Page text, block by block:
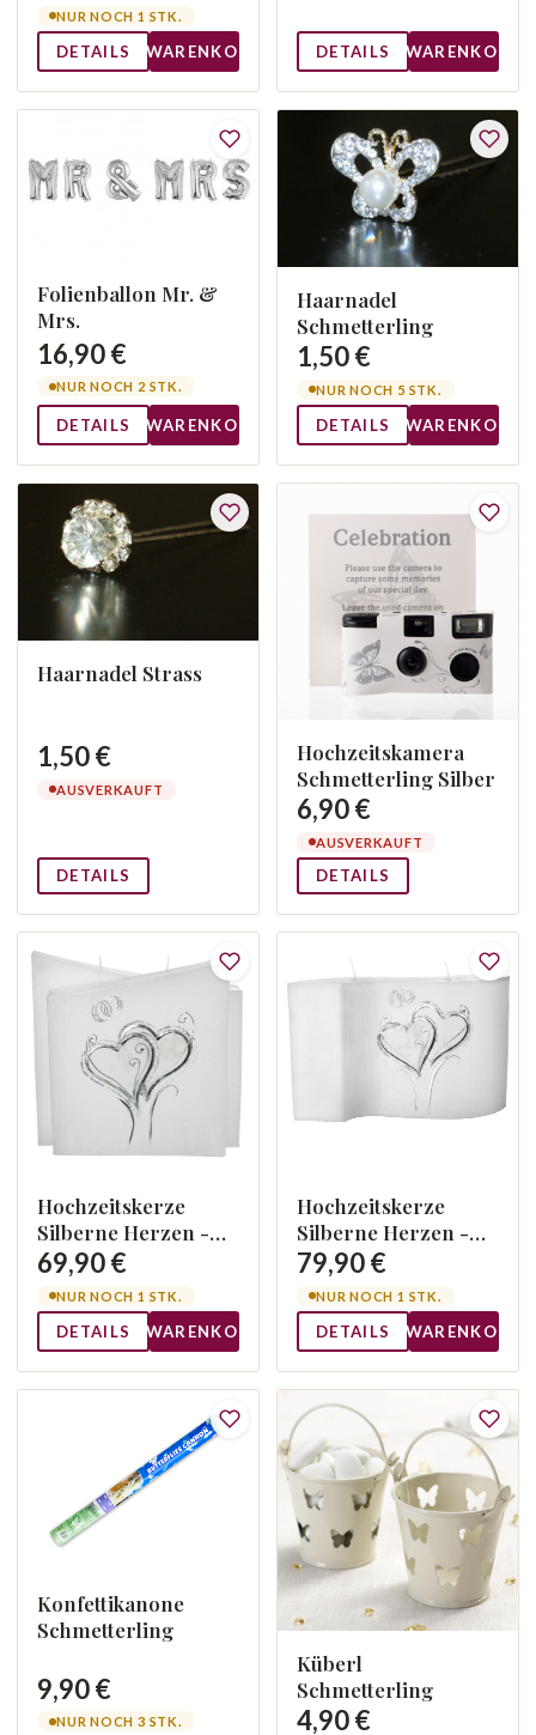
NUR NOCH 1 STK.
DETAILS WARENKORB DETAILS WARENKORB
Folienballon Mr. &
Mrs.
16,90 €
NUR NOCH 2 STK.
DETAILS WARENKORB
Haarnadel
Schmetterling
1,50 €
NUR NOCH 5 STK.
DETAILS WARENKORB
Haarnadel Strass
1,50 €
AUSVERKAUFT
DETAILS
Hochzeitskamera
Schmetterling Silber
6,90 €
AUSVERKAUFT
DETAILS
Hochzeitskerze
Silberne Herzen -
Quader
69,90 €
NUR NOCH 1 STK.
DETAILS WARENKORB
Hochzeitskerze
Silberne Herzen -
Welle
79,90 €
NUR NOCH 1 STK.
DETAILS WARENKORB
Konfettikanone
Schmetterling
9,90 €
NUR NOCH 3 STK.
Küberl
Schmetterling
4,90 €